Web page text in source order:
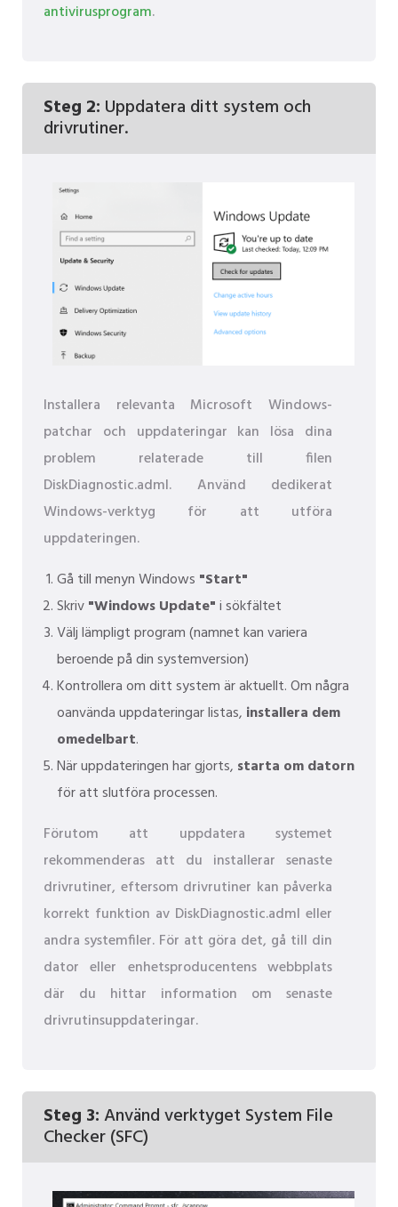
antivirusprogram.
Steg 2: Uppdatera ditt system och
drivrutiner.
Installera relevanta Microsoft Windows-
patchar och uppdateringar kan lösa dina
problem relaterade till filen
DiskDiagnostic.adml. Använd dedikerat
Windows-verktyg för att utföra
uppdateringen.
Gå till menyn Windows "Start"
Skriv"Windows Update"i sökfältet
Välj lämpligt program (namnet kan variera
beroende på din systemversion)
Kontrollera om ditt system är aktuellt. Om några
oanvända uppdateringar listas, installera dem
omedelbart.
När uppdateringen har gjorts, starta om datorn
för att slutföra processen.
Förutom att uppdatera systemet
rekommenderas att du installerar senaste
drivrutiner, eftersom drivrutiner kan påverka
korrekt funktion av DiskDiagnostic.adml eller
andra systemfiler. För att göra det, gå till din
dator eller enhetsproducentens webbplats
där du hittar information om senaste
drivrutinsuppdateringar.
Steg 3:Använd verktyget System File
Checker (SFC)